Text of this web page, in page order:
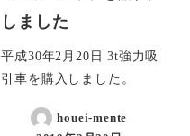
しました
平成30年2月20日 3t強力吸
引車を購入しました。
houei-mente